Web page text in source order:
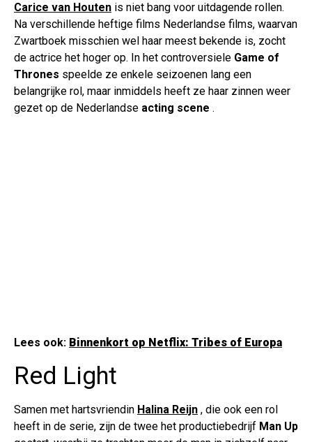
Carice van Houten is niet bang voor uitdagende rollen.
Na verschillende heftige films Nederlandse films, waarvan
Zwartboek misschien wel haar meest bekende is, zocht
de actrice het hoger op. In het controversiele Game of
Thrones speelde ze enkele seizoenen lang een
belangrijke rol, maar inmiddels heeft ze haar zinnen weer
gezet op de Nederlandse acting scene .
Lees ook: Binnenkort op Netflix: Tribes of Europa
Red Light
Samen met hartsvriendin Halina Reijn , die ook een rol
heeft in de serie, zijn de twee het productiebedrijf Man Up